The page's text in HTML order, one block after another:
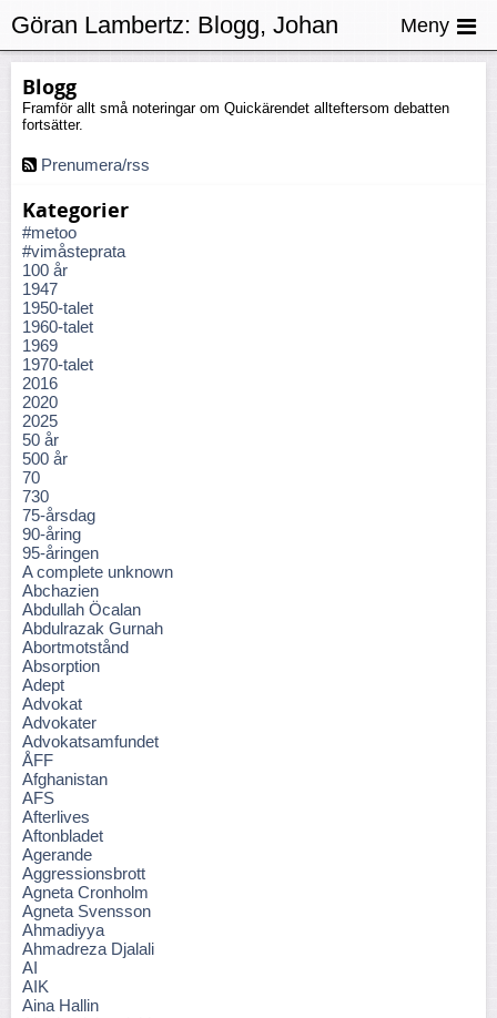
Blogg
Framför allt små noteringar om Quickärendet allteftersom debatten
fortsätter.
Prenumera/rss
Kategorier
#metoo
#vimåsteprata
100 år
1947
1950-talet
1960-talet
1969
1970-talet
2016
2020
2025
50 år
500 år
70
730
75-årsdag
90-åring
95-åringen
A complete unknown
Abchazien
Abdullah Öcalan
Abdulrazak Gurnah
Abortmotstånd
Absorption
Adept
Advokat
Advokater
Advokatsamfundet
ÅFF
Afghanistan
AFS
Afterlives
Aftonbladet
Agerande
Aggressionsbrott
Agneta Cronholm
Agneta Svensson
Ahmadiyya
Ahmadreza Djalali
AI
AIK
Aina Hallin
Göran Lambertz: Blogg, Johan
Nordin
Meny